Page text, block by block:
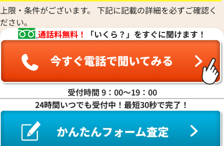
参考買取価格
557,000
2025年6月17日時点
参考買取価格
2025年7月17日時
上限・条件がございます。 下記に記載の詳細を必ずご確認く
ださい。
通話料無料！
「いくら？」をすぐに聞けます！
受付時間 9：00〜19：00
24時間いつでも受付中！最短30秒で完了！